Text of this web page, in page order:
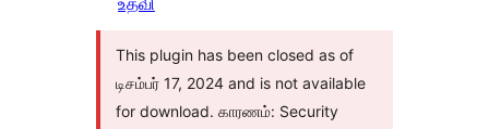
This plugin has been closed as of
டிசம்பர் 17, 2024 and is not available
for download. காரணம்: Security